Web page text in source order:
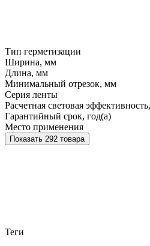
Тип герметизации
Ширина, мм
Длина, мм
Минимальный отрезок, мм
Серия ленты
Расчетная световая
Гарантийный срок, год(а)
Место применения
Показать 292 товара
Теги